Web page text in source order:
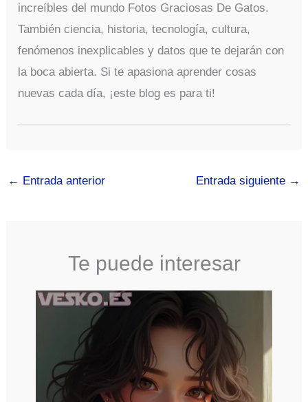
increíbles del mundo Fotos Graciosas De Gatos.
También ciencia, historia, tecnología, cultura,
fenómenos inexplicables y datos que te dejarán con
la boca abierta. Si te apasiona aprender cosas
nuevas cada día, ¡este blog es para ti!
← Entrada anterior Entrada siguiente →
Te puede interesar